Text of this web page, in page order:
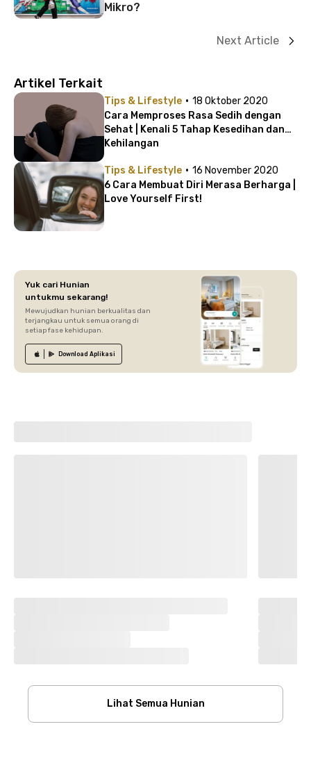
Mikro?
Next Article
Artikel Terkait
Tips & Lifestyle · 18 Oktober 2020
Cara Memproses Rasa Sedih dengan
Sehat | Kenali 5 Tahap Kesedihan dan
Kehilangan
Tips & Lifestyle · 16 November 2020
6 Cara Membuat Diri Merasa Berharga |
Love Yourself First!
Yuk cari Hunian
untukmu sekarang!
Mewujudkan hunian berkualitas dan
terjangkau untuk semua orang di
setiap fase kehidupan.
Download Aplikasi
Lihat Semua Hunian